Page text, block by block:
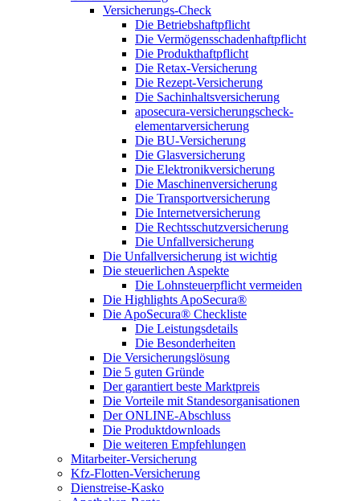
Versicherungs-Check
Die Betriebshaftpflicht
Die Vermögensschadenhaftpflicht
Die Produkthaftpflicht
Die Retax-Versicherung
Die Rezept-Versicherung
Die Sachinhaltsversicherung
aposecura-versicherungscheck-
elementarversicherung
Die BU-Versicherung
Die Glasversicherung
Die Elektronikversicherung
Die Maschinenversicherung
Die Transportversicherung
Die Internetversicherung
Die Rechtsschutzversicherung
Die Unfallversicherung
Die Unfallversicherung ist wichtig
Die steuerlichen Aspekte
Die Lohnsteuerpflicht vermeiden
Die Highlights ApoSecura®
Die ApoSecura® Checkliste
Die Leistungsdetails
Die Besonderheiten
Die Versicherungslösung
Die 5 guten Gründe
Der garantiert beste Marktpreis
Die Vorteile mit Standesorganisationen
Der ONLINE-Abschluss
Die Produktdownloads
Die weiteren Empfehlungen
Mitarbeiter-Versicherung
Kfz-Flotten-Versicherung
Dienstreise-Kasko